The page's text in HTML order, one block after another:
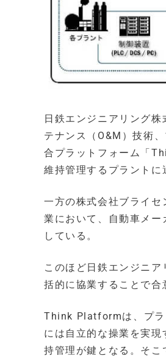
日鉄エンジニアリング
テナンス（O&M）技術
合プラットフォーム「
維持管理するプラントに
一方の株式会社ブライ
業において、自動車メ
している。
このほど日鉄エンジニ
括的に協業することで合
Think Platformは、プラ
には自立的な操業を実
持管理が鍵となる。そ